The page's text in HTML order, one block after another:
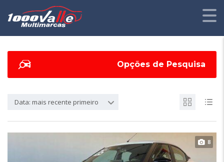
Opções de Pesquisa
Data: mais recente primeiro
8